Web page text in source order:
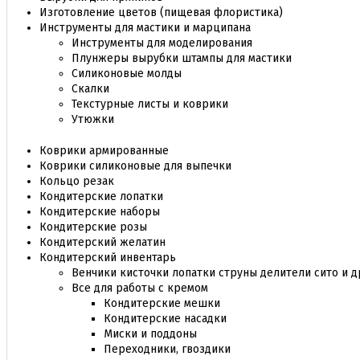
Изготовление цветов (пищевая флористика)
Инструменты для мастики и марципана
Инструменты для моделирования
Плунжеры вырубки штампы для мастики
Силиконовые молды
Скалки
Текстурные листы и коврики
Утюжки
Коврики армированные
Коврики силиконовые для выпечки
Кольцо резак
Кондитерские лопатки
Кондитерские наборы
Кондитерские розы
Кондитерский желатин
Кондитерский инвентарь
Венчики кисточки лопатки струны делители сито и
Все для работы с кремом
Кондитерские мешки
Кондитерские насадки
Миски и поддоны
Переходники, гвоздики